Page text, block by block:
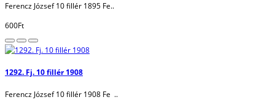
Ferencz József 10 fillér 1895 Fe..
600Ft
1292. Fj. 10 fillér 1908
Ferencz József 10 fillér 1908 Fe ..